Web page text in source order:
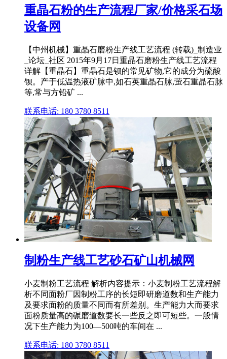
重晶石粉的生产流程厂家/价格采石场
设备网
【中州机械】重晶石磨粉生产线工艺流程 (转载)_制造业
_论坛_社区 2015年9月17日重晶石磨粉生产线工艺流程
详解【重晶石】重晶石是钡的常见矿物,它的成分为硫酸
钡。产于低温热液矿脉中,如石英重晶石脉,萤石重晶石脉
等,常与方铅矿 ...
联系电话: 180 3780 8511
制粉生产线工艺砂石矿山机械网
小麦制粉工艺流程 解析内容提示：小麦制粉工艺流程解
析不同面粉厂因制粉工序的长短即研磨道数和生产能力
及要求面粉的质量不同而有所差别。生产能力大而要求
面粉质量高的碾磨道数要长一些反之即可短些。一般情
况下生产能力为100—500吨的车间在 ...
联系电话: 180 3780 8511